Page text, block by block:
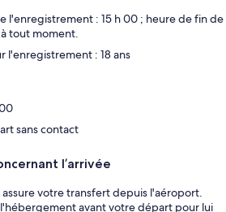
l'enregistrement : 15 h 00 ; heure de fin de
tout moment.
l'enregistrement : 18 ans
sans contact
l’arrivée
votre transfert depuis l'aéroport.
avant votre départ pour lui